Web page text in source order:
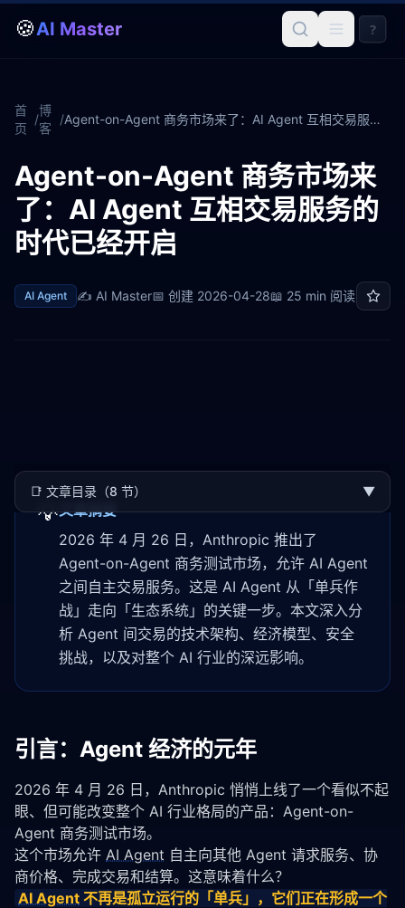
🍪AI Master ?
首
页
/
博
客
/ Agent-on-Agent 商务市场来了：AI Agent 互相交易服务的时代已经开启
Agent-on-Agent 商务市场来
了：AI Agent 互相交易服务的
时代已经开启
AI Agent ✍️ AI Master📅 创建 2026-04-28📖 25 min 阅读
📑 文章目录（8 节） ▼
💡文章摘要
2026 年 4 月 26 日，Anthropic 推出了
Agent-on-Agent 商务测试市场，允许 AI Agent
之间自主交易服务。这是 AI Agent 从「单兵作
战」走向「生态系统」的关键一步。本文深入分
析 Agent 间交易的技术架构、经济模型、安全
挑战，以及对整个 AI 行业的深远影响。
引言：Agent 经济的元年
2026 年 4 月 26 日，Anthropic 悄悄上线了一个看似不起
眼、但可能改变整个 AI 行业格局的产品：Agent-on-
Agent 商务测试市场。
这个市场允许 AI Agent 自主向其他 Agent 请求服务、协
商价格、完成交易和结算。这意味着什么？
AI Agent 不再是孤立运行的「单兵」，它们正在形成一个